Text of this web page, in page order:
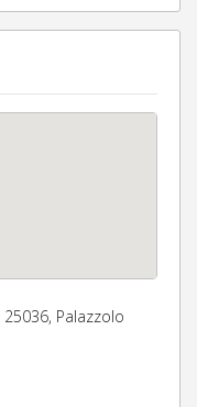
25036, Palazzolo